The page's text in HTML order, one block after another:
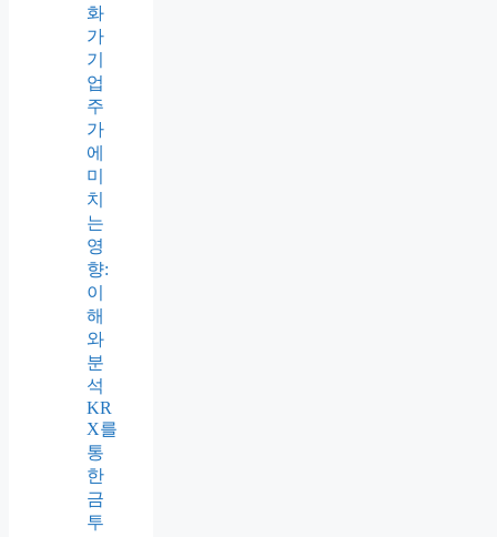
화
가
기
업
주
가
에
미
치
는
영
향:
이
해
와
분
석
KR
X를
통
한
금
투